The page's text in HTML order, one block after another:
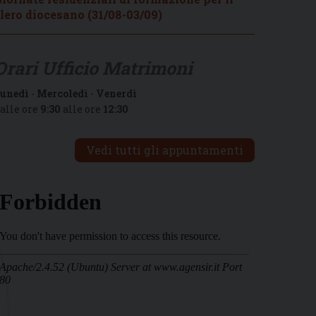
diocesano (31/08-03/09)
- Mercoledì - Venerdì
ore 9:30 alle ore 12:30
Vedi tutti gli appuntamenti